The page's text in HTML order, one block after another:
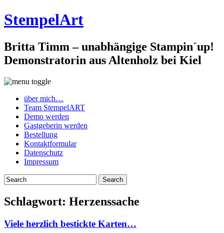
StempelArt
Britta Timm – unabhängige Stampin´up!
Demonstratorin aus Altenholz bei Kiel
über mich…
Team StempelART
Demo werden
Gastgeberin werden
Bestellung
Kontaktformular
Datenschutz
Impressum
Schlagwort: Herzenssache
Viele herzlich bestickte Karten…